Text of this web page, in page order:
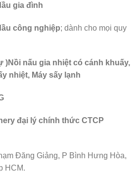
gia đình
công nghiệp; dành cho mọi quy
)Nồi nấu gia nhiệt có cánh khuấy,
nhiệt, Máy sấy lạnh
đại lý chính thức CTCP
Đăng Giảng, P Bình Hưng Hòa,
HCM.